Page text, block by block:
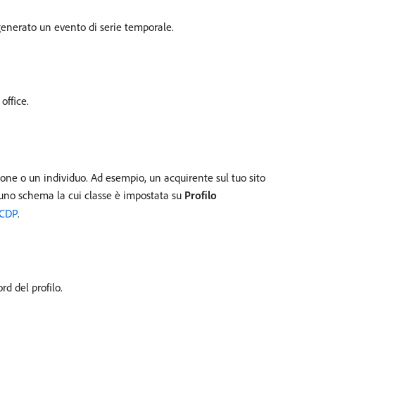
un evento di serie temporale.
o un individuo. Ad esempio, un acquirente sul tuo sito
schema la cui classe è impostata su Profilo
.
del profilo.